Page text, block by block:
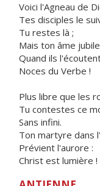
Voici l'Agneau de
Tes disciples le
Tu restes là ;
Mais ton âme jubile
Quand ils
Noces du Verbe !
Plus libre que les
Tu contestes ce
Sans infini.
Ton martyre dans
Prévient l'aurore :
Christ est lumière !